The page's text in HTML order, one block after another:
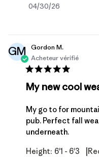
Date
04/30/26
GM Gordon M.
Acheteur vérifié
My new cool
My go to for
pub. Perfect fall
underneath.
Height: 6'1 - 6'3